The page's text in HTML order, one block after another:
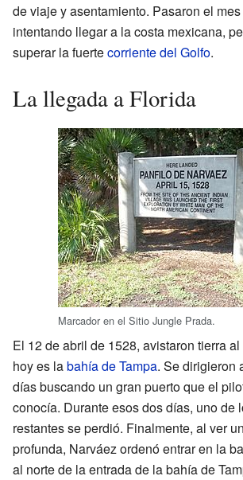
de viaje y asentamiento. Pasaron el
intentando llegar a la costa mexicana,
superar la fuertecorriente del Golfo.
La llegada a Florida
Marcador en el Sitio Jungle Prada.
El 12 de abril de 1528, avistaron tierra
hoy es labahía de Tampa. Se dirigieron
días buscando un gran puerto que el
conocía. Durante esos dos días, uno de
restantes se perdió. Finalmente, al ver
profunda, Narváez ordenó entrar en la
al norte de la entrada de la bahía de